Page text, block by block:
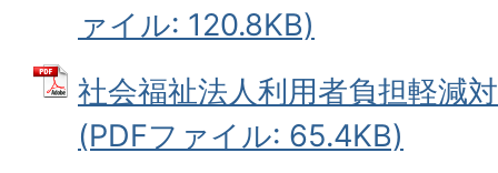
ァイル: 120.8KB)
社会福祉法人利用者負担軽減
(PDFファイル: 65.4KB)